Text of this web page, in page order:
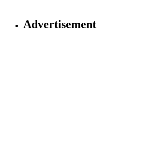
Advertisement